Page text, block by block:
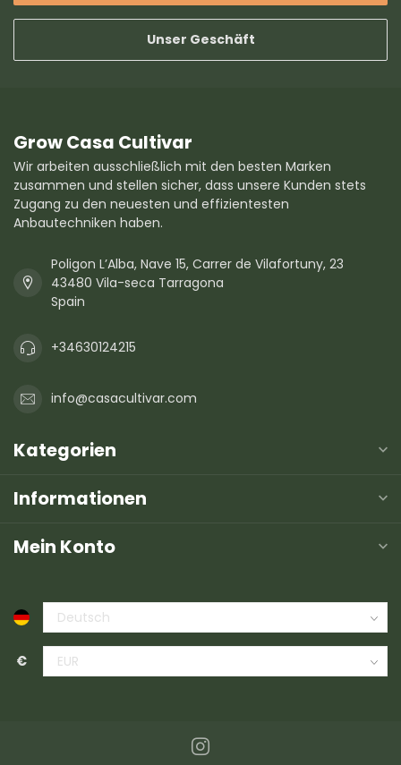
Unser Geschäft
Grow Casa Cultivar
Wir arbeiten ausschließlich mit den besten Marken
zusammen und stellen sicher, dass unsere Kunden stets
Zugang zu den neuesten und effizientesten
Anbautechniken haben.
Poligon L’Alba, Nave 15, Carrer de Vilafortuny, 23
43480 Vila-seca Tarragona
Spain
+34630124215
info@casacultivar.com
Kategorien
Informationen
Mein Konto
€